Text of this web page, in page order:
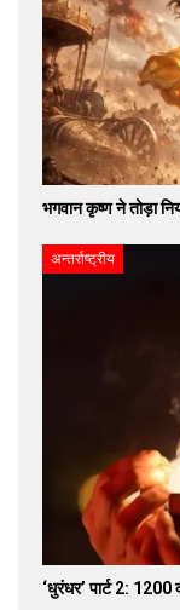
भगवान कृष्ण ने तोड़ा
अन्तर्राष्ट्रीय
‘धुरंधर’ पार्ट 2: 1200